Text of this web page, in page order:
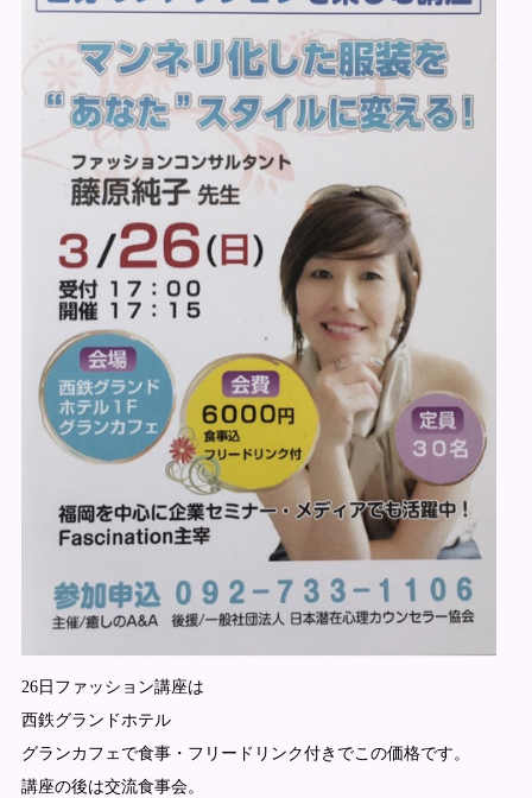
26日ファッション講座は
西鉄グランドホテル
グランカフェで食事・フリードリンク付きでこの価格です。
講座の後は交流食事会。